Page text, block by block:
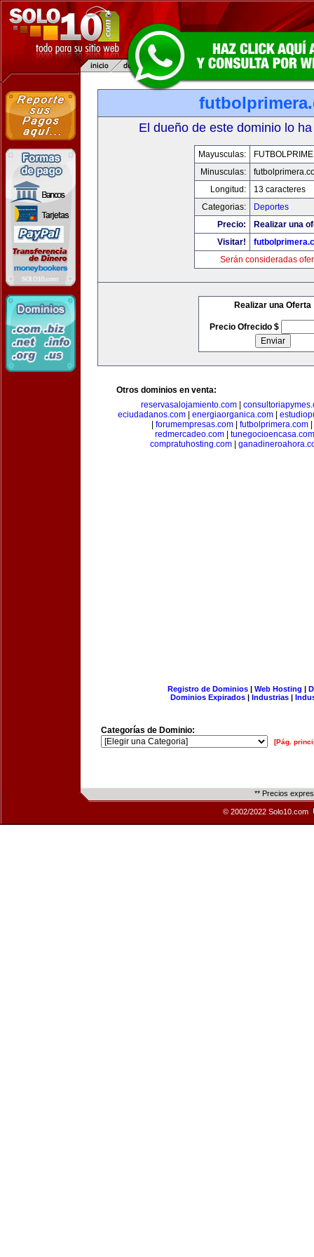
El dueño de este dominio lo
Mayusculas:
Minusculas:
Longitud:
13 caracteres
Categorias:
Deportes
Precio:
Realizar una
Visitar!
Serán consideradas
Realizar una Oferta
Precio Ofrecido $
Otros dominios en venta:
reservasalojamiento.com
eciudadanos.com| energiaorganica.com|
forumempresas.com futbolprimera.com
redmercadeo.com| tunegocioencasa.com
compratuhosting.com|
Registro de Dominios| Web Hosting |
Dominios Expirados | Industrias |
Categorías de Dominio:
[Pág.
** Precios
© 2002/2022 Solo10.com